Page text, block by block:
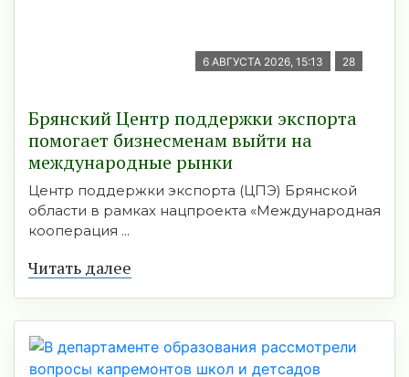
6 АВГУСТА 2026, 15:13 28
Брянский Центр поддержки экспорта
помогает бизнесменам выйти на
международные рынки
Центр поддержки экспорта (ЦПЭ) Брянской
области в рамках нацпроекта «Международная
кооперация ...
Читать далее